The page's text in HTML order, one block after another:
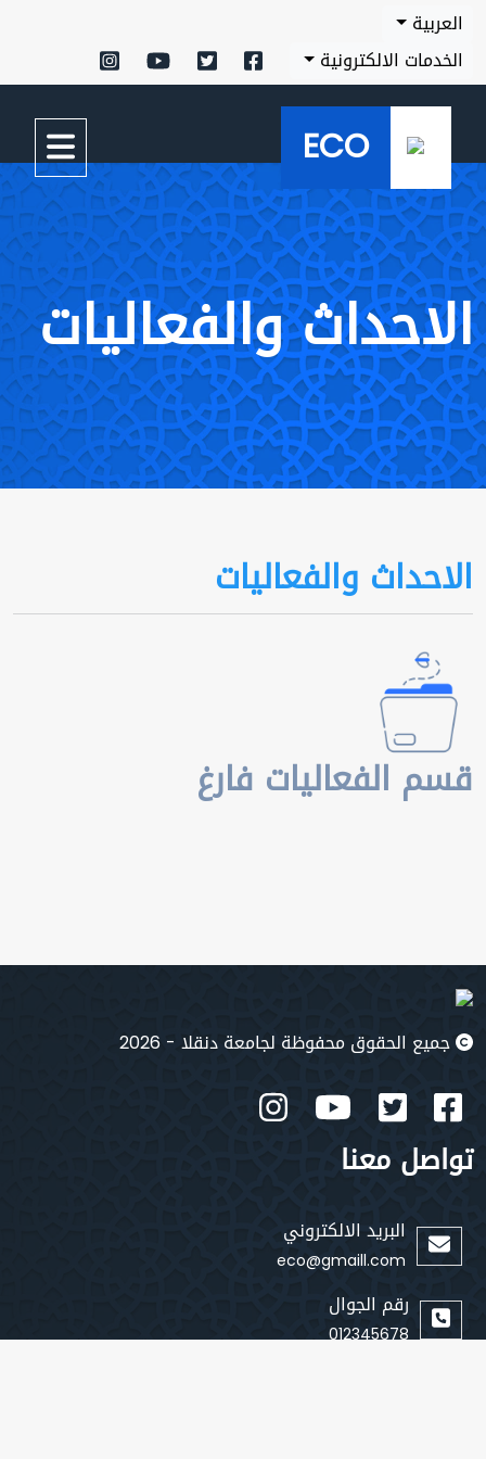
العربية
الخدمات الالكترونية
ECO
الاحداث والفعاليات
الاحداث والفعاليات
قسم الفعاليات فارغ
جميع الحقوق محفوظة لجامعة دنقلا - 2026
تواصل معنا
البريد الالكتروني
eco@gmaill.com
رقم الجوال
012345678